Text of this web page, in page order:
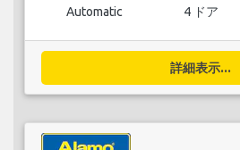
Automatic 4 ドア
詳細表示...